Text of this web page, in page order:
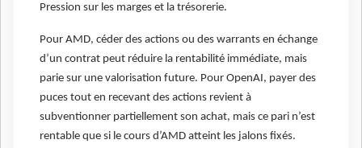
Pression sur les marges et la trésorerie.
Pour AMD, céder des actions ou des warrants en échange
d’un contrat peut réduire la rentabilité immédiate, mais
parie sur une valorisation future. Pour OpenAI, payer des
puces tout en recevant des actions revient à
subventionner partiellement son achat, mais ce pari n’est
rentable que si le cours d’AMD atteint les jalons fixés.